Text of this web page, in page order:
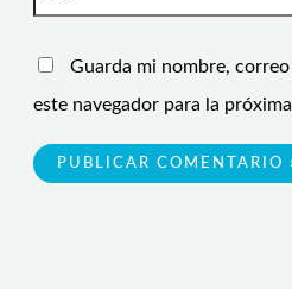
Guarda mi nombre,
este navegador para la